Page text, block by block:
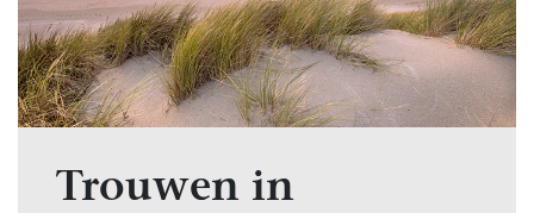
Trouwen in